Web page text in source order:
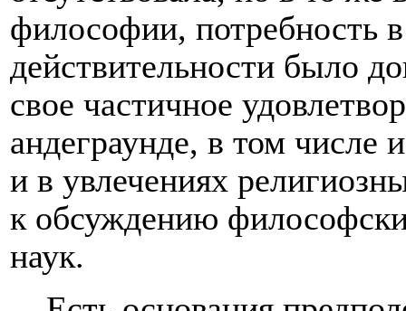
философии, потребность
действительности было
свое частичное
андеграунде, в том числе
и в увлечениях
к обсуждению
наук.